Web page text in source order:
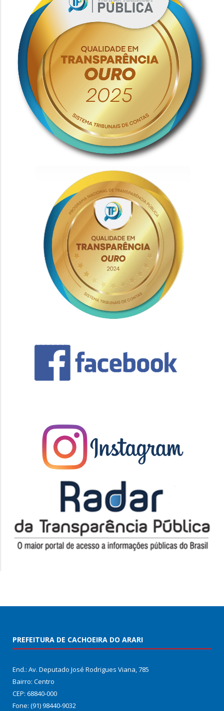
PREFEITURA DE CACHOEIRA DO ARARI
End.: Av. Deputado José Rodrigues Viana, 785
Bairro: Centro
CEP: 68840-000
Fone: (91) 98440-9032